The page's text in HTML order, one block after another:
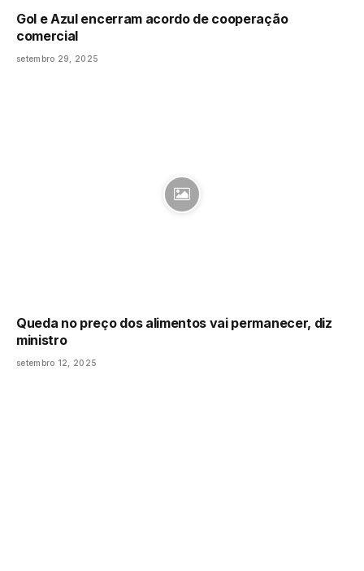
Gol e Azul encerram acordo de cooperação
comercial
setembro 29, 2025
Queda no preço dos alimentos vai permanecer, diz
ministro
setembro 12, 2025